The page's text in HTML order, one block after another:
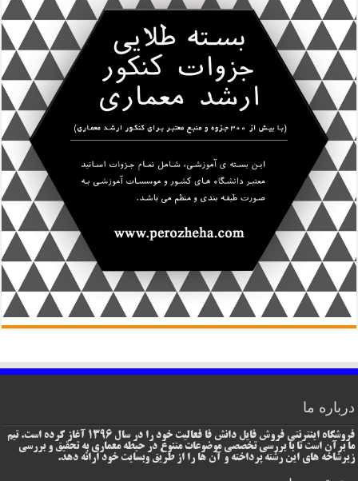
درباره ما
فروشگاه اینترنتی فروش فایل دانش فا فعالیت خود را در سال 1396 آغاز کرده است. تیم
ما برآن است تا با بررسی تخصصی موضوعات متنوع در حیطه معماری به تحقیق و بررسی
زیرشاخه های این رشته پرداخته و آن ها را از طریق وبسایت خود ارائه دهد.